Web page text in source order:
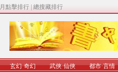
月點擊排行 總搜藏排行
玄幻·奇幻 武俠·仙俠 都市·言情